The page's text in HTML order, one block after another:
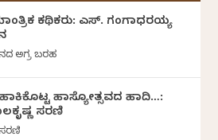
ಕಥಿಕರು: ಎಸ್. ಗಂಗಾಧರಯ್ಯ
ದಿನದ ಅಗ್ರ ಬರಹ
ಹಾಸ್ಯೋತ್ಸವದ ಹಾದಿ…:
ಸರಣಿ
ಸರಣಿ